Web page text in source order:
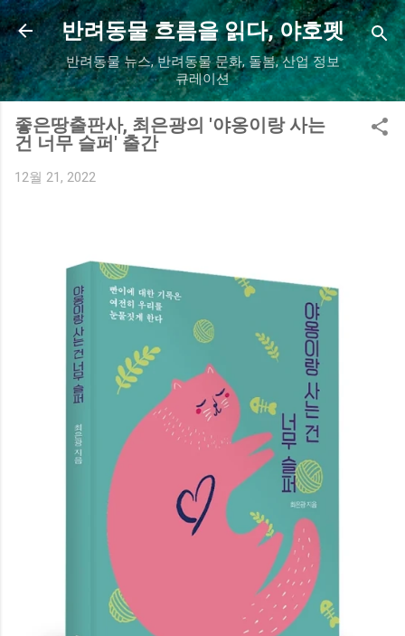
기본 콘텐츠로 건너뛰기
반려동물 흐름을 읽다, 야호펫
반려동물 뉴스, 반려동물 문화, 돌봄, 산업 정보
큐레이션
좋은땅출판사, 최은광의 '야옹이랑 사는
건 너무 슬퍼' 출간
12월 21, 2022